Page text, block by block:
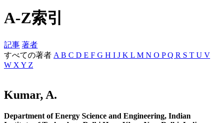
A-Z索引
記事 著者
すべての著者 A B C D E F G H I J K L M N O PQ R S T U V
W X Y Z
Kumar, A.
Department of Energy Science and Engineering, Indian